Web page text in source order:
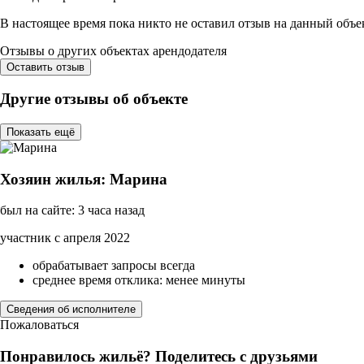
В настоящее время пока никто не оставил отзыв на данный
Отзывы о других объектах арендодателя
Оставить отзыв
Другие отзывы об объекте
Показать ещё
Хозяин жилья: Марина
был на сайте: 3 часа назад
участник с апреля 2022
обрабатывает запросы всегда
среднее время отклика: менее минуты
Сведения об исполнителе
Пожаловаться
Понравилось жильё? Поделитесь с друзьями